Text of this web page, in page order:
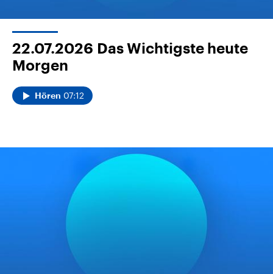
22.07.2026 Das Wichtigste heute
Morgen
Hören 07:12